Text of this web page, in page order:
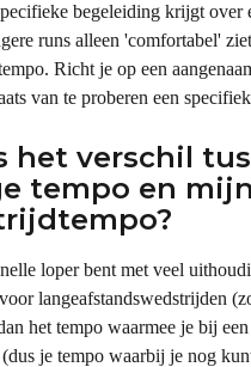
begeleiding krijgt over
runs alleen 'comfortabel'
Richt je op een
van te proberen een
het verschil
tempo en mijn
loper bent met veel
langeafstandswedstrijden
het tempo waarmee je bij
je tempo waarbij je nog